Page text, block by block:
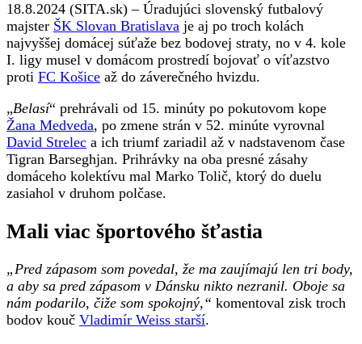
18.8.2024 (SITA.sk) – Úradujúci slovenský futbalový
majster ŠK Slovan Bratislava je aj po troch kolách
najvyššej domácej súťaže bez bodovej straty, no v 4. kole
I. ligy musel v domácom prostredí bojovať o víťazstvo
proti FC Košice až do záverečného hvizdu.
„Belasí“ prehrávali od 15. minúty po pokutovom kope
Žana Medveda, po zmene strán v 52. minúte vyrovnal
David Strelec a ich triumf zariadil až v nadstavenom čase
Tigran Barseghjan. Prihrávky na oba presné zásahy
domáceho kolektívu mal Marko Tolič, ktorý do duelu
zasiahol v druhom polčase.
Mali viac športového šťastia
„Pred zápasom som povedal, že ma zaujímajú len tri body,
a aby sa pred zápasom v Dánsku nikto nezranil. Oboje sa
nám podarilo, čiže som spokojný,“ komentoval zisk troch
bodov kouč Vladimír Weiss starší.